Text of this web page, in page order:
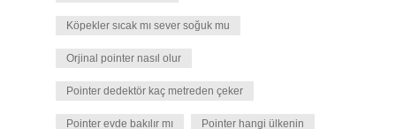
Köpekler sıcak mı sever soğuk mu
Orjinal pointer nasıl olur
Pointer dedektör kaç metreden çeker
Pointer evde bakılır mı Pointer hangi ülkenin